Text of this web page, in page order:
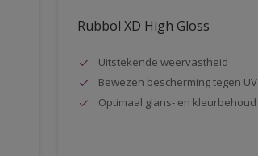
Rubbol XD High Gloss
Uitstekende weervastheid
Bewezen bescherming tegen UV
Optimaal glans- en kleurbehoud